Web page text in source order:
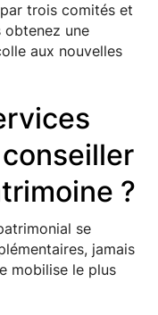
trois comités et
obtenez une
aux nouvelles
?
se
jamais
mobilise le plus